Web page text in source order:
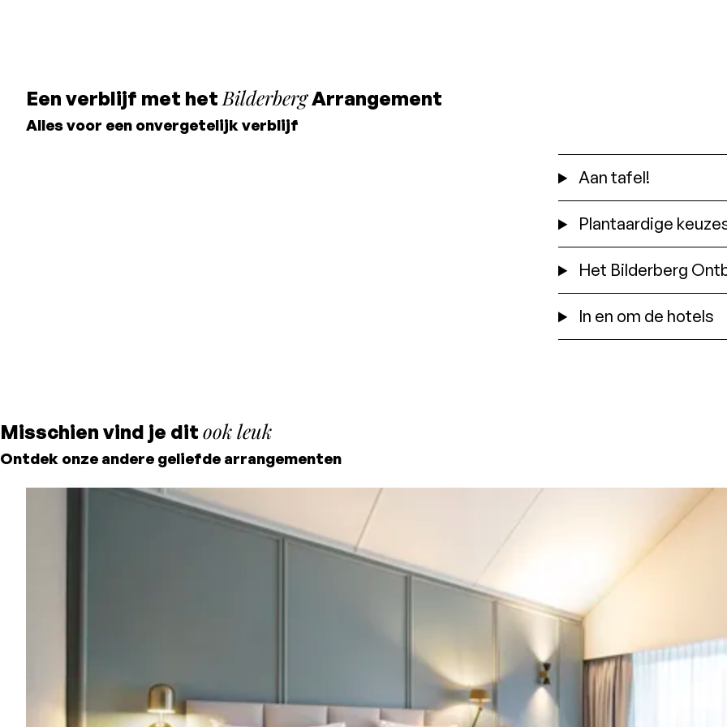
betaalt in het
hotel
hotel
Een verblijf met hetBilderbergArrangement
Alles voor een onvergetelijk verblijf
Aan tafel!
Plantaardige
Het Bilderberg
In en om de hotels
Misschien vind je dit ook leuk
Ontdek onze andere geliefde arrangementen
Laagste prijsgarantie